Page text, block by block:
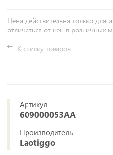
Цена действительна только для
отличаться от цен в розничных
К списку товаров
Артикул
609000053AA
Производитель
Laotiggo